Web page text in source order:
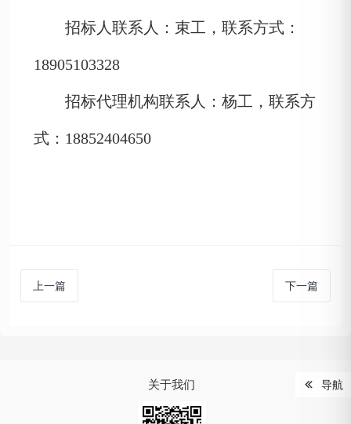
招标人联系人： 束工，联系方式：
18905103328
招标代理机构联系人：杨工，联系方
式： 18852404650
上一篇 下一篇
导航
关于我们